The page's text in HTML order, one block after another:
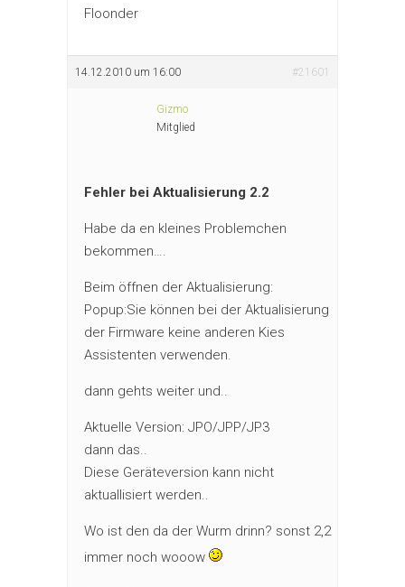
Floonder
14.12.2010 um 16:00 #21601
Gizmo
Mitglied
Fehler bei Aktualisierung 2.2
Habe da en kleines Problemchen
bekommen….
Beim öffnen der Aktualisierung:
Popup:Sie können bei der Aktualisierung
der Firmware keine anderen Kies
Assistenten verwenden.
dann gehts weiter und..
Aktuelle Version: JPO/JPP/JP3
dann das..
Diese Geräteversion kann nicht
aktuallisiert werden..
Wo ist den da der Wurm drinn? sonst 2,2
immer noch wooow